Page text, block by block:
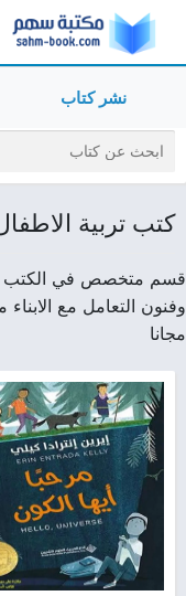
نشر كتاب
كتب تربية
قسم متخصص في الكتب
مجانا